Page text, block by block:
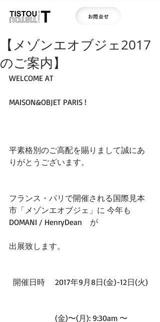
お問合せ
【メゾンエオブジェ2017
のご案内】
WELCOME AT
MAISON&OBJET PARIS !
平素格別のご高配を賜りまして誠にあ
りがとうございます。
フランス・パリで開催される国際見本
市「メゾンエオブジェ」に 今年も
DOMANI / HenryDean　が
出展致します。